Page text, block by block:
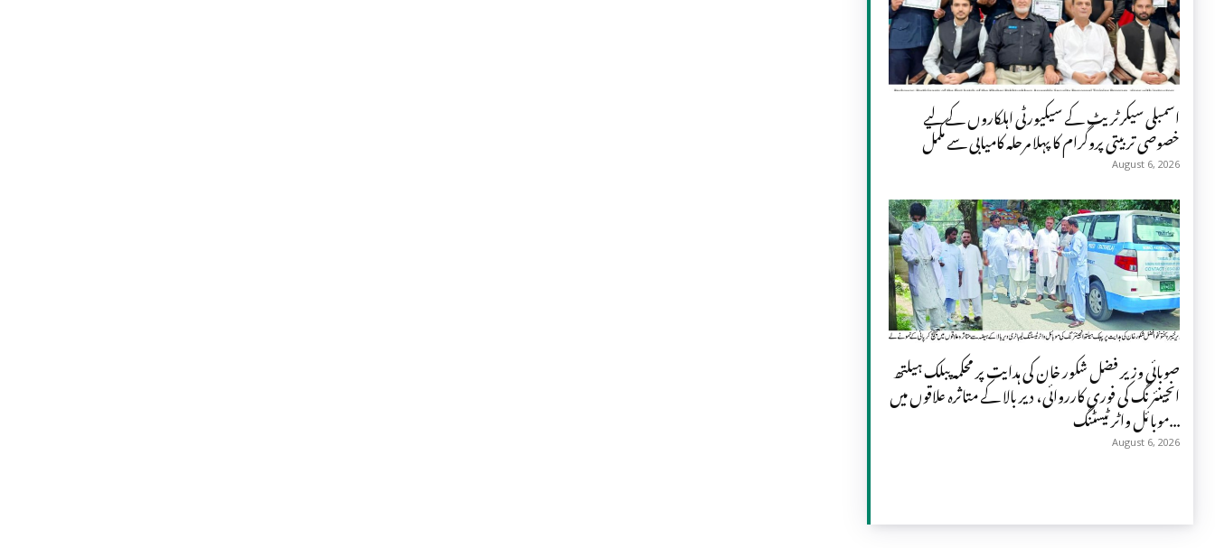
اسمبلی سیکرٹریٹ کے سیکیورٹی اہلکاروں کے لیے
خصوصی تربیتی پروگرام کا پہلا مرحلہ کامیابی سے مکمل
August 6, 2026
صوبائی وزیر فضل شکور خان کی ہدایت پر محکمہ پبلک ہیلتھ
انجینئرنگ کی فوری کارروائی، دیر بالا کے متاثرہ علاقوں میں
موبائل واٹر ٹیسٹنگ...
August 6, 2026